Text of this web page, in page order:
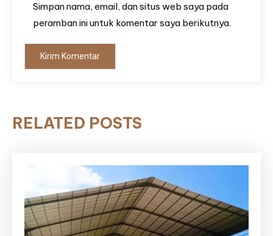
Simpan nama, email, dan situs web saya pada
peramban ini untuk komentar saya berikutnya.
RELATED POSTS